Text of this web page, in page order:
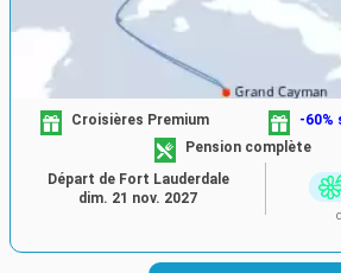
Croisières Premium
-60%
Pension complète
Départ de Fort Lauderdale
dim. 21 nov. 2027